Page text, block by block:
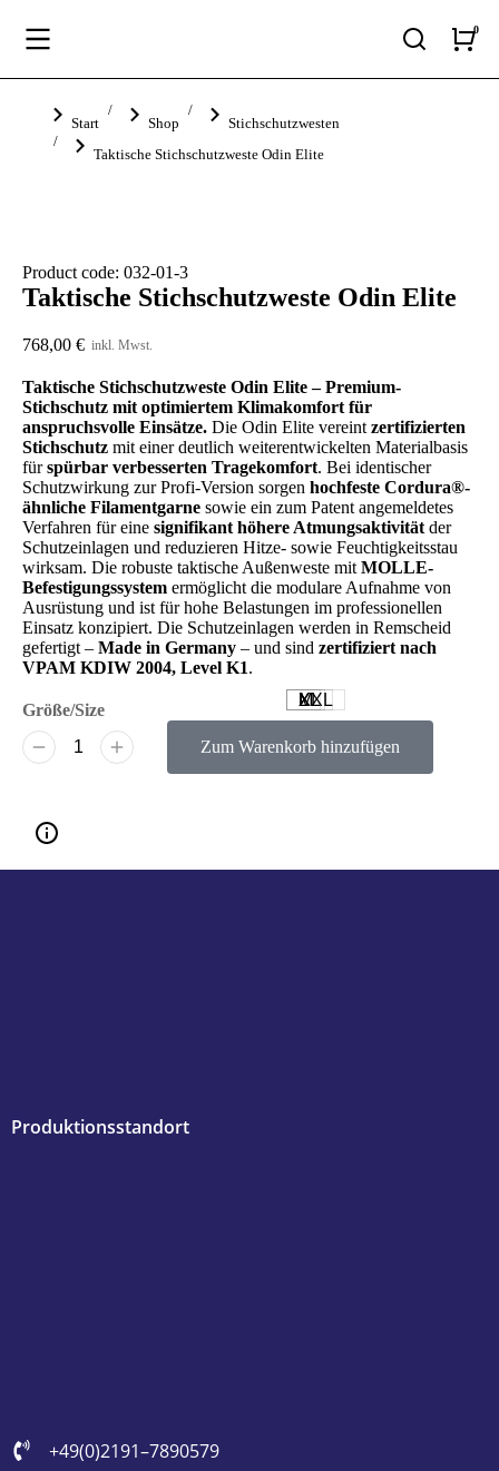
Sie befinden sich hier:
Start Shop
Stichschutzwesten
Taktische Stichschutzweste Odin Elite
Product code: 032-01-3
Taktische Stichschutzweste Odin Elite
768,00 € inkl. Mwst.
Taktische Stichschutzweste Odin Elite – Premium-
Stichschutz mit optimiertem Klimakomfort für
anspruchsvolle Einsätze. Die Odin Elite vereint zertifizierten
Stichschutz mit einer deutlich weiterentwickelten Materialbasis
fürspürbar verbesserten Tragekomfort. Bei identischer
Schutzwirkung zur Profi-Version sorgen hochfeste Cordura®-
ähnliche Filamentgarne sowie ein zum Patent angemeldetes
Verfahren für eine signifikant höhere Atmungsaktivität der
Schutzeinlagen und reduzieren Hitze- sowie Feuchtigkeitsstau
wirksam. Die robuste taktische Außenweste mit MOLLE-
Befestigungssystem ermöglicht die modulare Aufnahme von
Ausrüstung und ist für hohe Belastungen im professionellen
Einsatz konzipiert. Die Schutzeinlagen werden in Remscheid
gefertigt – Made in Germany – und sind zertifiziert nach
VPAM KDIW 2004, Level K1.
Größe/Size
M
L
XL
XXL
Zum Warenkorb hinzufügen
Produktionsstandort
+49 (0)2191 – 7890579